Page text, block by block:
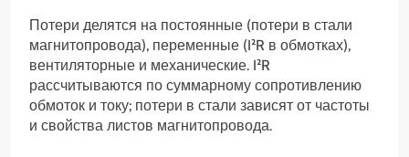
Потери делятся на постоянные (потери в стали
магнитопровода), переменные (I²R в обмотках),
вентиляторные и механические. I²R
рассчитываются по суммарному сопротивлению
обмоток и току; потери в стали зависят от частоты
и свойства листов магнитопровода.